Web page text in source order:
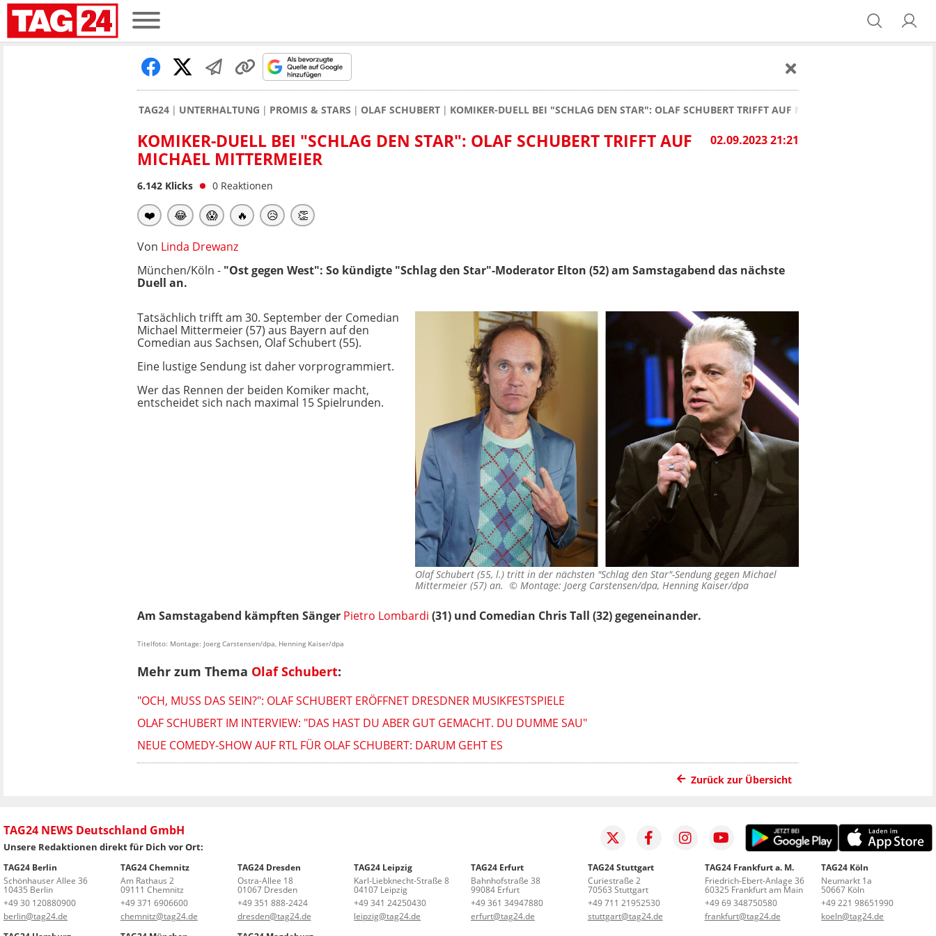
TAG24 UNTERHALTUNG PROMIS & STARS OLAF SCHUBERT KOMIKER-DUELL BEI "SCHLAG DEN STAR": OLAF SCHUBERT TRIFFT AUF MICHAEL MITTERMEIER
02.09.2023 21:21
KOMIKER-DUELL BEI "SCHLAG DEN STAR": OLAF SCHUBERT TRIFFT AUF
MICHAEL MITTERMEIER
6.142 Klicks 0 Reaktionen
❤️ 😂 😱 🔥 😥 👏
Von Linda Drewanz
München/Köln - "Ost gegen West": So kündigte "Schlag den Star"-Moderator Elton (52) am Samstagabend das nächste
Duell an.
Olaf Schubert (55, l.) tritt in der nächsten "Schlag den Star"-Sendung gegen Michael
Mittermeier (57) an. © Montage: Joerg Carstensen/dpa, Henning Kaiser/dpa
Tatsächlich trifft am 30. September der Comedian
Michael Mittermeier (57) aus Bayern auf den
Comedian aus Sachsen, Olaf Schubert (55).
Eine lustige Sendung ist daher vorprogrammiert.
Wer das Rennen der beiden Komiker macht,
entscheidet sich nach maximal 15 Spielrunden.
Am Samstagabend kämpften Sänger Pietro Lombardi (31) und Comedian Chris Tall (32) gegeneinander.
Titelfoto: Montage: Joerg Carstensen/dpa, Henning Kaiser/dpa
Mehr zum Thema Olaf Schubert:
"OCH, MUSS DAS SEIN?": OLAF SCHUBERT ERÖFFNET DRESDNER MUSIKFESTSPIELE
OLAF SCHUBERT IM INTERVIEW: "DAS HAST DU ABER GUT GEMACHT. DU DUMME SAU"
NEUE COMEDY-SHOW AUF RTL FÜR OLAF SCHUBERT: DARUM GEHT ES
Zurück zur Übersicht
TAG24 NEWS Deutschland GmbH
Unsere Redaktionen direkt für Dich vor Ort:
TAG24 Berlin
Schönhauser Allee 36
10435 Berlin
+49 30 120880900
berlin@tag24.de
TAG24 Chemnitz
Am Rathaus 2
09111 Chemnitz
+49 371 6906600
chemnitz@tag24.de
TAG24 Dresden
Ostra-Allee 18
01067 Dresden
+49 351 888-2424
dresden@tag24.de
TAG24 Leipzig
Karl-Liebknecht-Straße 8
04107 Leipzig
+49 341 24250430
leipzig@tag24.de
TAG24 Erfurt
Bahnhofstraße 38
99084 Erfurt
+49 361 34947880
erfurt@tag24.de
TAG24 Stuttgart
Curiestraße 2
70563 Stuttgart
+49 711 21952530
stuttgart@tag24.de
TAG24 Frankfurt a. M.
Friedrich-Ebert-Anlage 36
60325 Frankfurt am Main
+49 69 348750580
frankfurt@tag24.de
TAG24 Köln
Neumarkt 1a
50667 Köln
+49 221 98651990
koeln@tag24.de